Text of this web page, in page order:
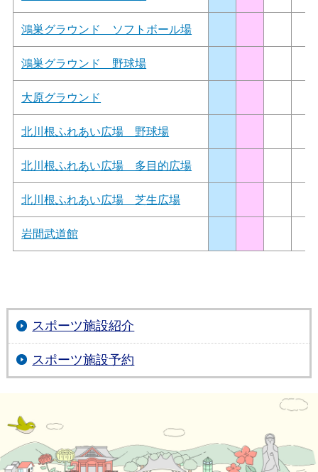
鴻巣グラウンド ソフトボール場
鴻巣グラウンド 野球場
大原グラウンド
北川根ふれあい広場 野球場
北川根ふれあい広場 多目的広場
北川根ふれあい広場 芝生広場
岩間武道館
スポーツ施設紹介
スポーツ施設予約